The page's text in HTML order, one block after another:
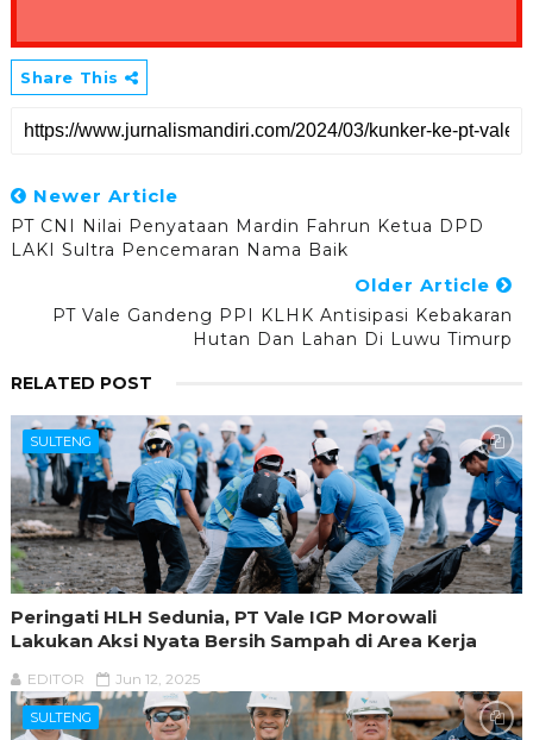
Share This
Newer Article
PT CNI Nilai Penyataan Mardin Fahrun Ketua DPD
LAKI Sultra Pencemaran Nama Baik
Older Article
PT Vale Gandeng PPI KLHK Antisipasi Kebakaran
Hutan Dan Lahan Di Luwu Timurp
RELATED POST
SULTENG
Peringati HLH Sedunia, PT Vale IGP Morowali
Lakukan Aksi Nyata Bersih Sampah di Area Kerja
EDITOR Jun 12, 2025
SULTENG